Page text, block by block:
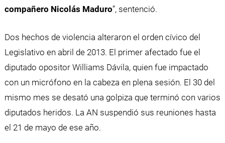
compañero Nicolás Maduro”, sentenció.
Dos hechos de violencia alteraron el orden cívico del
Legislativo en abril de 2013. El primer afectado fue el
diputado opositor Williams Dávila, quien fue impactado
con un micrófono en la cabeza en plena sesión. El 30 del
mismo mes se desató una golpiza que terminó con varios
diputados heridos. La AN suspendió sus reuniones hasta
el 21 de mayo de ese año.